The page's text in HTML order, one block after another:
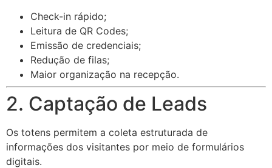
Check-in rápido;
Leitura de QR Codes;
Emissão de credenciais;
Redução de filas;
Maior organização na recepção.
2. Captação de Leads
Os totens permitem a coleta estruturada de
informações dos visitantes por meio de formulários
digitais.